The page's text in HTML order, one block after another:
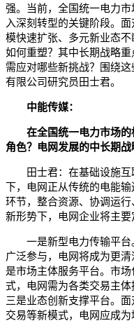
强。当前，全国统一电力
入深刻转型的关键阶段。
模快速扩张、多元新业态
如何重塑？其中长期战略
需应对哪些新挑战？围绕
有限公司研究员田士君。
中能传媒：
在全国统一电力市场
角色？电网发展的中长期战
田士君：在基础设施
下，电网正从传统的电能
环节，整合资源、协调运行
新形势下，电网企业将主要
一是新型电力传输平
广泛参与，电网将成为更
是市场主体服务平台。市
式，电网需为各类交易主体
三是业态创新支撑平台。
交易等新模式，电网应成